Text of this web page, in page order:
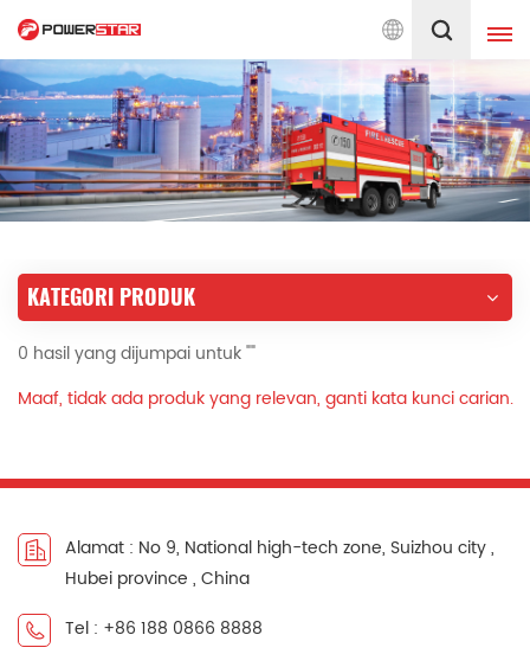
Perkhidmatan Jentera Bomba Sejak 1990 Melayu
English français
Deutsch русский
português
العربية
한국의 Türkçe
中文
Filipino
KATEGORI PRODUK
0 hasil yang dijumpai untuk ""
Maaf, tidak ada produk yang relevan, ganti kata kunci carian.
Alamat : No 9, National high-tech zone, Suizhou city ,
Hubei province , China
Tel : +86 188 0866 8888